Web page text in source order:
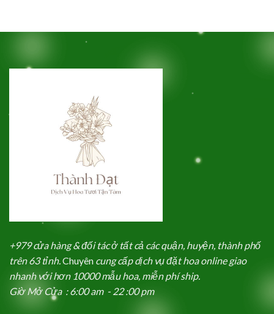
+979 cửa hàng & đối tác ở tất cả các quận, huyện, thành phố
trên 63 tỉnh.Chuyên cung cấp dịch vụ đặt hoa online giao
nhanh với hơn 10000 mẫu hoa, miễn phí ship.
Giờ Mở Cửa : 6:00 am - 22 :00 pm